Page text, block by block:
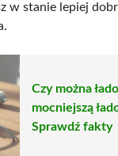
w stanie lepiej
Czy można
mocniejszą
Sprawdź fakty